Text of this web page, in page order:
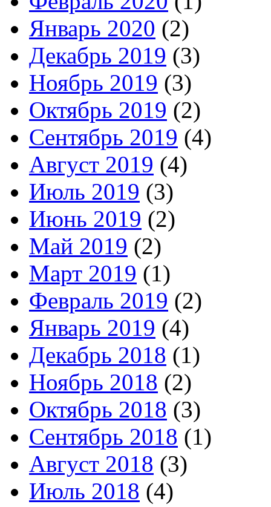
Январь 2020 (2)
Декабрь 2019 (3)
Ноябрь 2019 (3)
Октябрь 2019 (2)
Сентябрь 2019 (4)
Август 2019 (4)
Июль 2019 (3)
Июнь 2019 (2)
Май 2019 (2)
Март 2019 (1)
Февраль 2019 (2)
Январь 2019 (4)
Декабрь 2018 (1)
Ноябрь 2018 (2)
Октябрь 2018 (3)
Сентябрь 2018 (1)
Август 2018 (3)
Июль 2018 (4)